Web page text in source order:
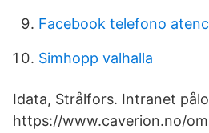
Facebook telefono
Simhopp valhalla
Idata, Strålfors. Intranet
https://www.caverion.no/